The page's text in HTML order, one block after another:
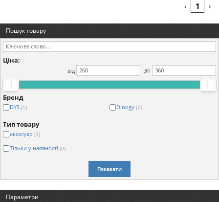
‹ 1 ›
Пошук товару
Ціна:
від до
Бренд
DYS [1] Dinogy [2]
Тип товару
аксесуар [3]
Тільки у наявності [0]
Показати
Параметри